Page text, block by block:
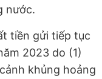
nước.
tiền gửi tiếp tục
2023 do (1)
khủng hoảng